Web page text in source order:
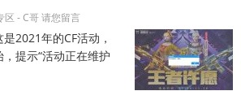
区 - C哥请您留言
2021年的CF活动，
提示“活动正在维护